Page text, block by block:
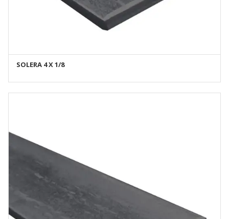
SOLERA 4 X 1/8